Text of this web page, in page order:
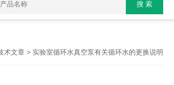
术文章 > 实验室循环水真空泵有关循环水的更换说明